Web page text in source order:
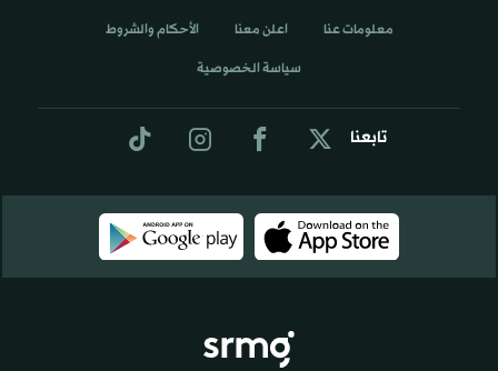
تابعنا
معلومات عنا اعلن معنا الأحكام والشروط
سياسة الخصوصية